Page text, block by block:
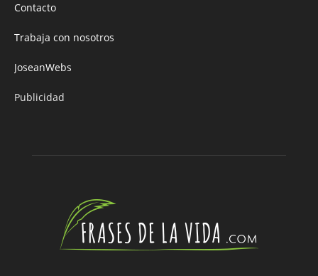
Contacto
Trabaja con nosotros
JoseanWebs
Publicidad